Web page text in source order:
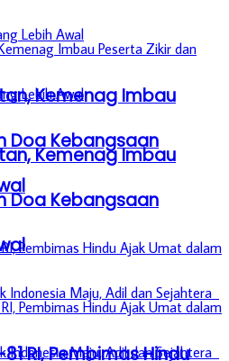
Kemenag Imbau
Doa Kebangsaan
RI, Pembimas Hindu
Kemenag Imbau
Doa Kebangsaan